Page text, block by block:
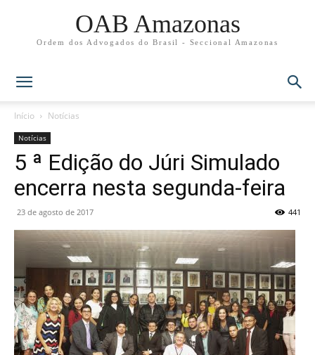
OAB Amazonas
Ordem dos Advogados do Brasil - Seccional Amazonas
Início Notícias
Notícias
5 ª Edição do Júri Simulado
encerra nesta segunda-feira
23 de agosto de 2017 441